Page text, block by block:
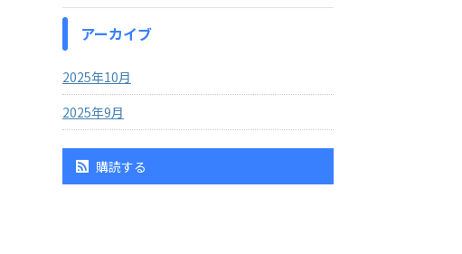
アーカイブ
2025年10月
2025年9月
購読する